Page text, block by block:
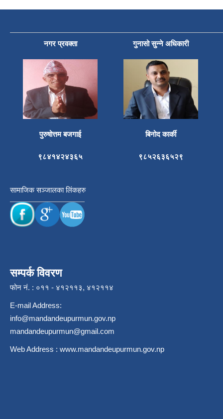
नगर प्रवक्ता गुनासो सुन्ने अधिकारी
पुरुषोत्तम बजगाई बिनोद कार्की
९८४१४२४३६५ ९८५२६३६५२९
सामाजिक सञ्जालका लिंकहरु
सम्पर्क विवरण
फोन नं. : ०११ - ४१२११३, ४१२११४
E-mail Address:
info@mandandeupurmun.gov.np
mandandeupurmun@gmail.com
Web Address : www.mandandeupurmun.gov.np